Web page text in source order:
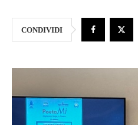
CONDIVIDI